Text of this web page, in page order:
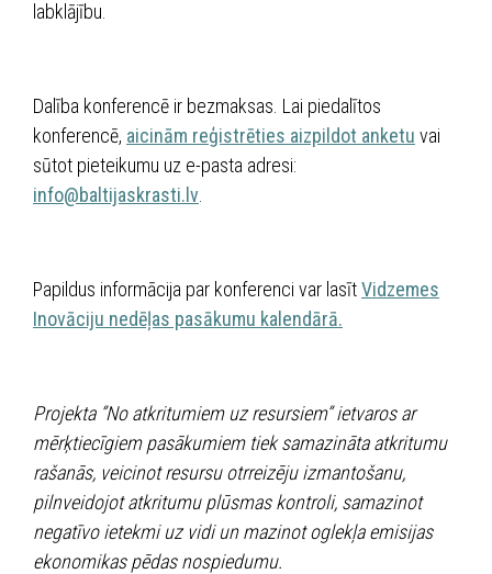
labklājību.
Dalība konferencē ir bezmaksas. Lai piedalītos
konferencē, aicinām reģistrēties aizpildot anketu vai
sūtot pieteikumu uz e-pasta adresi:
info@baltijaskrasti.lv
Papildus informācija par konferenci var lasītVidzemes
Inovāciju nedēļas pasākumu kalendārā.
Projekta ‘’No atkritumiem uz resursiem’’ ietvaros ar
mērķtiecīgiem pasākumiem tiek samazināta atkritumu
rašanās, veicinot resursu otrreizēju izmantošanu,
pilnveidojot atkritumu plūsmas kontroli, samazinot
negatīvo ietekmi uz vidi un mazinot oglekļa emisijas
ekonomikas pēdas nospiedumu.